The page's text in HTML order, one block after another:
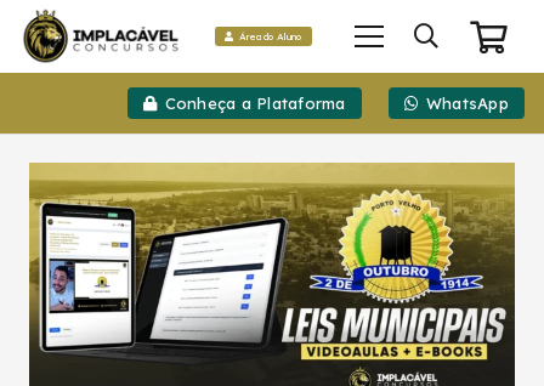
Área do Aluno
Conheça a Plataforma WhatsApp